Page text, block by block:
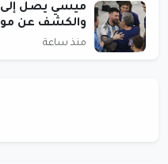
ميسي يصل إلى
والكشف عن
منذ ساعة